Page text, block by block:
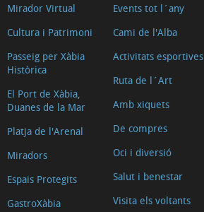
Mirador Virtual
Cultura i Patrimoni
Passeig per Xàbia
Històrica
El Port de Xàbia,
Duanes de la Mar
Platja de l'Arenal
Miradors
Espais Protegits
GastroXàbia
Events tot l´any
Cami de l'Alba
Activitats esportives
Ruta de l´Art
Amb xiquets
De compres
Oci i diversió
Salut i benestar
Visita els voltants